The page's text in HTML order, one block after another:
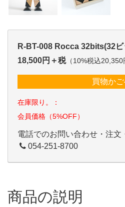
R-BT-008 Rocca 32bits(32ビ
18,500円＋税（10%税込20,350
買物か
在庫限り。：
会員価格（5%OFF）
電話でのお問い合わせ・注文
054-251-8700
商品の説明